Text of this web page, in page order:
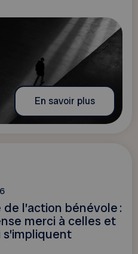
En savoir plus
l’action bénévole :
merci à celles et